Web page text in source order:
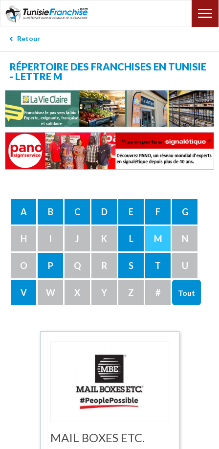
Retour
RÉPERTOIRE DES FRANCHISES EN TUNISIE
- LETTRE M
A B C D E F G
H I J K L M N
O P Q R S T U
V W X Y Z # Tout
MAIL BOXES ETC.